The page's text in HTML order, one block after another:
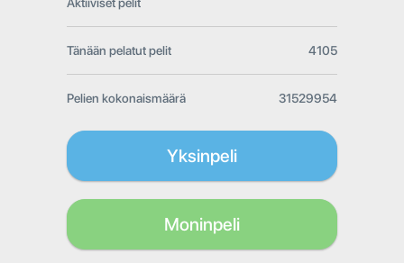
Tänään pelatut pelit 4105
Pelien kokonaismäärä 31529954
Yksinpeli
Moninpeli